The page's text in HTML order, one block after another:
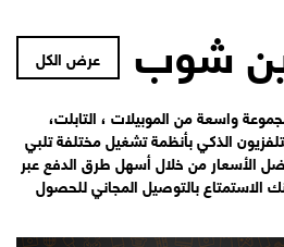
شوب عرض الكل
واسعة من الموبيلات ، التابلت،
الذكي بأنظمة تشغيل مختلفة تلبي
الأسعار من خلال أسهل طرق الدفع عبر
الاستمتاع بالتوصيل المجاني للحصول